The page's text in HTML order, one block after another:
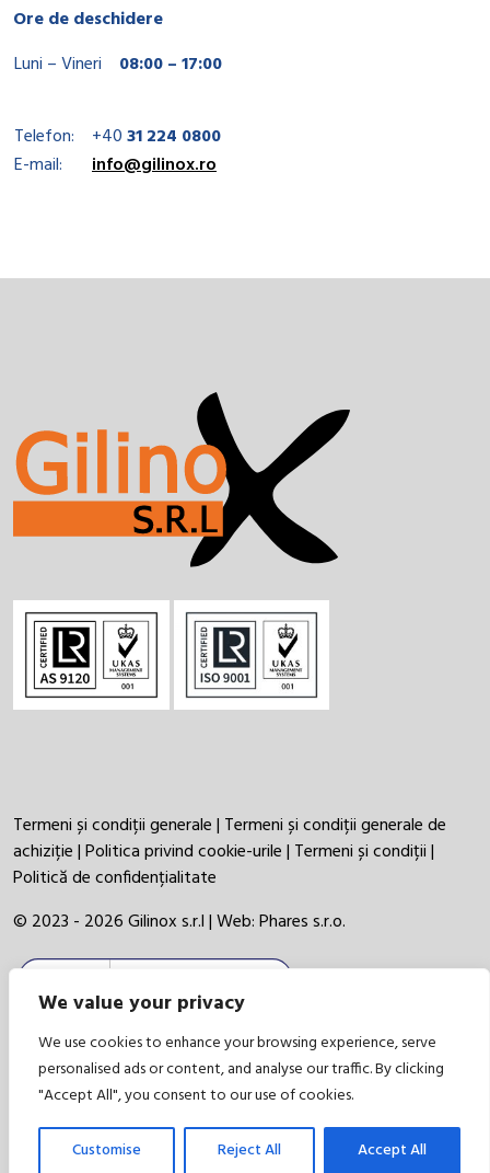
We value your privacy
We use cookies to enhance your browsing experience, serve
personalised ads or content, and analyse our traffic. By clicking
"Accept All", you consent to our use of cookies.
Customise Reject All Accept All
Ore de deschidere
Luni – Vineri
08:00 – 17:00
Telefon: +4031 224 0800
E-mail:
info@gilinox.ro
Termeni și condiții generale| Termeni și condiții generale de
achiziție|Politica privind cookie-urile| Termeni și condiții|
Politică de confidențialitate
© 2023 - 2026 Gilinox s.r.l | Web:Phares s.r.o.